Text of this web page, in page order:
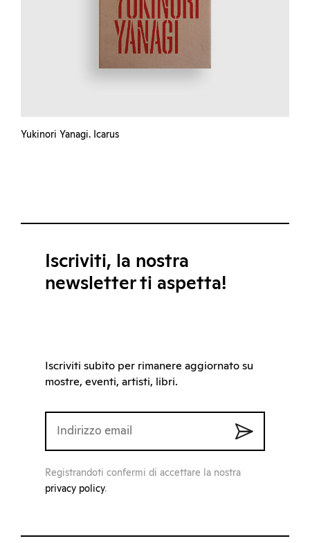
Yukinori Yanagi. Icarus
Iscriviti, la nostra
newsletter ti aspetta!
Iscriviti subito per rimanere aggiornato su
mostre, eventi, artisti, libri.
Registrandoti confermi di accettare la nostra
privacy policy.